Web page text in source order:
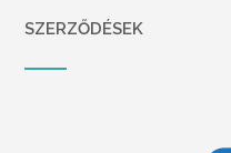
SZERZŐDÉSEK